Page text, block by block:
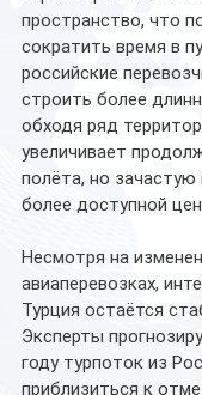
пространство, что
сократить время в
российские
строить более
обходя ряд
увеличивает
полёта, но зачастую
более доступной
Несмотря на
авиаперевозках,
Турция остаётся
Эксперты
году турпоток из
приблизиться к